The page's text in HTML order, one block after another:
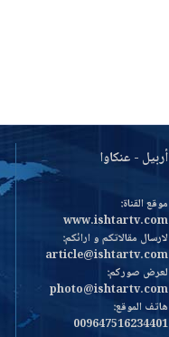
أربيل - عنكاوا
موقع القناة:
www.ishtartv.com
لارسال مقالاتكم و ارائكم:
article@ishtartv.com
لعرض صوركم:
photo@ishtartv.com
هاتف الموقع:
009647516234401